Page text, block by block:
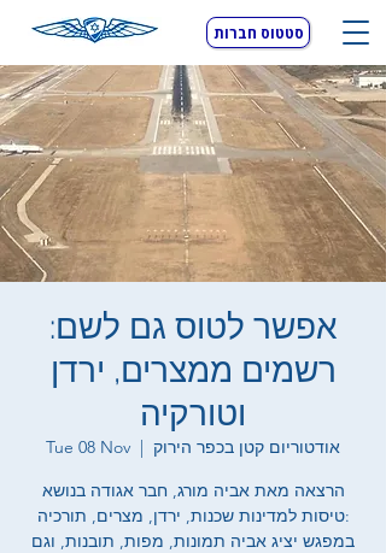
סטטוס חברות
אפשר לטוס גם לשם:
רשמים ממצרים, ירדן
וטורקיה
Tue 08 Nov
  |
אודטוריום קטן בכפר הירוק
הרצאה מאת אביה מורג, חבר אגודה בנושא
טיסות למדינות שכנות, ירדן, מצרים, תורכיה:
במפגש יציג אביה תמונות, מפות, תובנות, וגם